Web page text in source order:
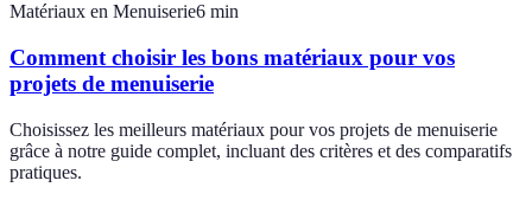
Matériaux en Menuiserie6 min
Comment choisir les bons matériaux pour vos
projets de menuiserie
Choisissez les meilleurs matériaux pour vos projets de menuiserie
grâce à notre guide complet, incluant des critères et des comparatifs
pratiques.